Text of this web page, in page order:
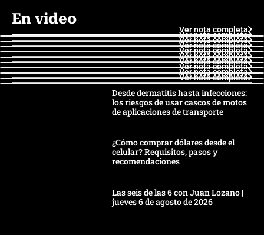
En video
Ver nota completa
Ver nota completa
Ver nota completa
Ver nota completa
Ver nota completa
Ver nota completa
Ver nota completa
Ver nota completa
Ver nota completa
Ver nota completa
Desde dermatitis hasta infecciones:
los riesgos de usar cascos de motos
de aplicaciones de transporte
¿Cómo comprar dólares desde el
celular? Requisitos, pasos y
recomendaciones
Las seis de las 6 con Juan Lozano |
jueves 6 de agosto de 2026